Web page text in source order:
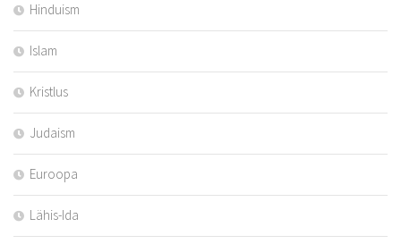
Hinduism
Islam
Kristlus
Judaism
Euroopa
Lähis-Ida